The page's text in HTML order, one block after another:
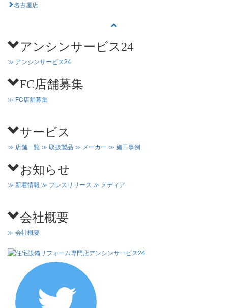
名古屋店
アンシンサービス24
≫ アンシンサービス24
FC店舗募集
≫ FC店舗募集
サービス
≫ 店舗一覧≫ 取扱製品 ≫ メーカー ≫ 施工事例
お知らせ
≫ 新着情報 ≫ プレスリリース ≫ メディア
会社概要
≫ 会社概要